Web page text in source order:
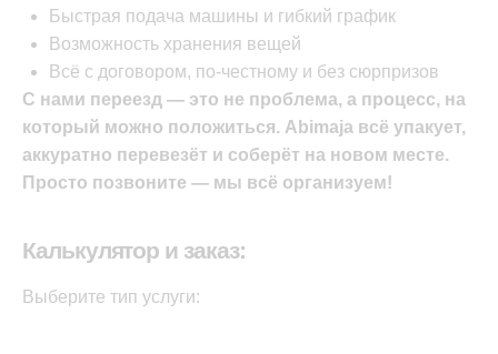
Быстрая подача машины и гибкий график
Возможность хранения вещей
Всё с договором, по-честному и без сюрпризов
С нами переезд — это не проблема, а процесс, на
который можно положиться. Abimaja всё упакует,
аккуратно перевезёт и соберёт на новом месте.
Просто позвоните — мы всё организуем!
Калькулятор и заказ:
Выберите тип услуги: